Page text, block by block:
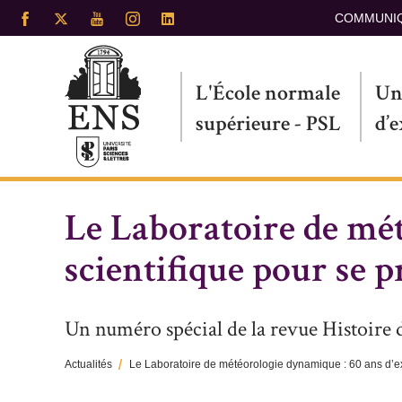
Aller
L'École normale
supérieure - PSL
Le Laboratoire de
scientifique pour se
Un numéro spécial de la revue Histoire
Actualités Le Laboratoire de météorologie dynamique : 60 ans